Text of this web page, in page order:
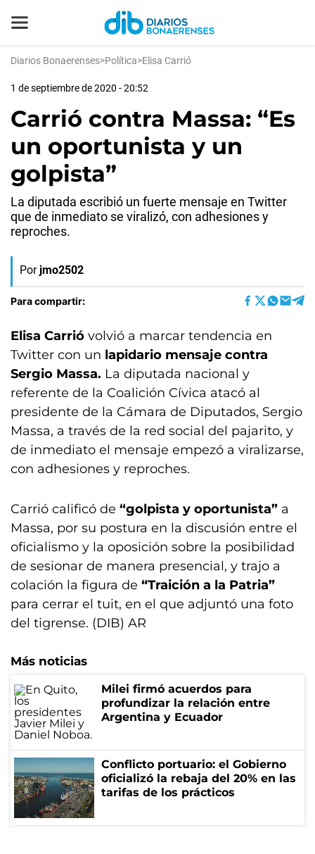
Diarios Bonaerenses>Política>Elisa Carrió
1 de septiembre de 2020 - 20:52
Carrió contra Massa: “Es
un oportunista y un
golpista”
La diputada escribió un fuerte mensaje en Twitter
que de inmediato se viralizó, con adhesiones y
reproches.
Por jmo2502
Para compartir:
Elisa Carrió volvió a marcar tendencia en
Twitter con un lapidario mensaje contra
Sergio Massa. La diputada nacional y
referente de la Coalición Cívica atacó al
presidente de la Cámara de Diputados, Sergio
Massa, a través de la red social del pajarito, y
de inmediato el mensaje empezó a viralizarse,
con adhesiones y reproches.
Carrió calificó de “golpista y oportunista” a
Massa, por su postura en la discusión entre el
oficialismo y la oposición sobre la posibilidad
de sesionar de manera presencial, y trajo a
colación la figura de “Traición a la Patria”
para cerrar el tuit, en el que adjuntó una foto
del tigrense. (DIB) AR
Más noticias
Milei firmó acuerdos para
profundizar la relación entre
Argentina y Ecuador
Conflicto portuario: el Gobierno
oficializó la rebaja del 20% en las
tarifas de los prácticos